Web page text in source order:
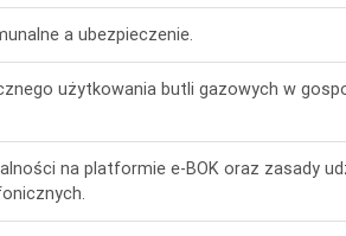
a ubezpieczenie.
użytkowania butli gazowych w
na platformie e-BOK oraz zasady